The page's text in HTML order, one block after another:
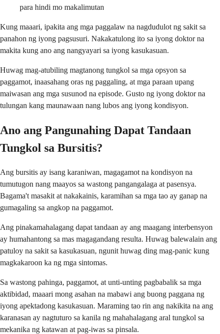
para hindi mo makalimutan
Kung maaari, ipakita ang mga paggalaw na nagdudulot ng sakit sa
panahon ng iyong pagsusuri. Nakakatulong ito sa iyong doktor na
makita kung ano ang nangyayari sa iyong kasukasuan.
Huwag mag-atubiling magtanong tungkol sa mga opsyon sa
paggamot, inaasahang oras ng paggaling, at mga paraan upang
maiwasan ang mga susunod na episode. Gusto ng iyong doktor na
tulungan kang maunawaan nang lubos ang iyong kondisyon.
Ano ang Pangunahing Dapat Tandaan
Tungkol sa Bursitis?
Ang bursitis ay isang karaniwan, magagamot na kondisyon na
tumutugon nang maayos sa wastong pangangalaga at pasensya.
Bagama't masakit at nakakainis, karamihan sa mga tao ay ganap na
gumagaling sa angkop na paggamot.
Ang pinakamahalagang dapat tandaan ay ang maagang interbensyon
ay humahantong sa mas magagandang resulta. Huwag balewalain ang
patuloy na sakit sa kasukasuan, ngunit huwag ding mag-panic kung
magkakaroon ka ng mga sintomas.
Sa wastong pahinga, paggamot, at unti-unting pagbabalik sa mga
aktibidad, maaari mong asahan na mabawi ang buong paggana ng
iyong apektadong kasukasuan. Maraming tao rin ang nakikita na ang
karanasan ay nagtuturo sa kanila ng mahahalagang aral tungkol sa
mekanika ng katawan at pag-iwas sa pinsala.